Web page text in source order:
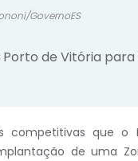
GovernoES
Porto de Vitória
competitivas que o
de uma